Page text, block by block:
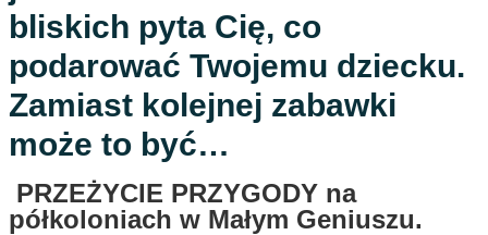
bliskich pyta Cię, co
podarować Twojemu dziecku.
Zamiast kolejnej zabawki
może to być…
PRZEŻYCIE PRZYGODY na
półkoloniach w Małym Geniuszu.